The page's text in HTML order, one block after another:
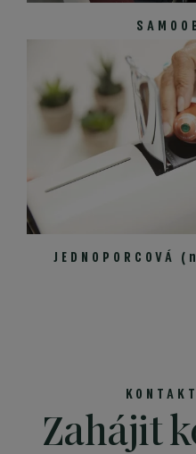
Zahájit